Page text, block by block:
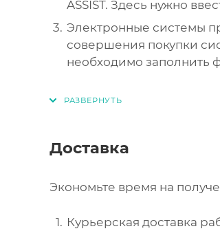
ASSIST. Здесь нужно
Электронные системы
совершения покупки
необходимо заполнить
Доставка
Экономьте время на
Курьерская доставка